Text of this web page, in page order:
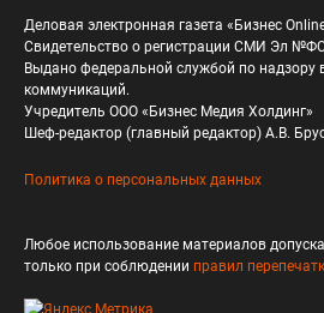
Деловая электронная газета «Бизнес
Свидетельство о регистрации СМИ Эл
Выдано федеральной службой по надзору
коммуникаций.
Учредитель ООО «Бизнес Медия Холдинг»
Шеф-редактор (главный редактор) А.В.
Политика о персональных данных
Любое использование материалов
только при соблюдении правил